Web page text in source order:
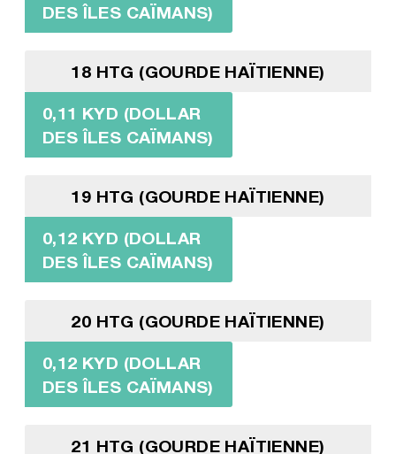
DES ÎLES CAÏMANS)
18 HTG (GOURDE HAÏTIENNE)
0,11 KYD (DOLLAR
DES ÎLES CAÏMANS)
19 HTG (GOURDE HAÏTIENNE)
0,12 KYD (DOLLAR
DES ÎLES CAÏMANS)
20 HTG (GOURDE HAÏTIENNE)
0,12 KYD (DOLLAR
DES ÎLES CAÏMANS)
21 HTG (GOURDE HAÏTIENNE)